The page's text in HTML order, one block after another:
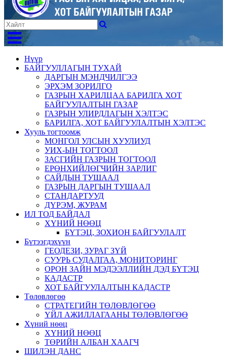
Нүүр
БАЙГУУЛЛАГЫН ТУХАЙ
ДАРГЫН МЭНДЧИЛГЭЭ
ЭРХЭМ ЗОРИЛГО
ГАЗРЫН ХАРИЛЦАА БАРИЛГА ХОТ
БАЙГУУЛАЛТЫН ГАЗАР
ГАЗРЫН УЛИРДЛАГЫН ХЭЛТЭС
БАРИЛГА, ХОТ БАЙГУУЛАЛТЫН ХЭЛТЭС
Хууль тогтоомж
МОНГОЛ УЛСЫН ХУУЛИУД
УИХ-ЫН ТОГТООЛ
ЗАСГИЙН ГАЗРЫН ТОГТООЛ
ЕРӨНХИЙЛӨГЧИЙН ЗАРЛИГ
САЙДЫН ТУШААЛ
ГАЗРЫН ДАРГЫН ТУШААЛ
СТАНДАРТУУД
ДҮРЭМ, ЖУРАМ
ИЛ ТОД БАЙДАЛ
ХҮНИЙ НӨӨЦ
БҮТЭЦ, ЗОХИОН БАЙГУУЛАЛТ
Бүтээгдэхүүн
ГЕОДЕЗИ, ЗУРАГ ЗҮЙ
СУУРЬ СУДАЛГАА, МОНИТОРИНГ
ОРОН ЗАЙН МЭДЭЭЛЛИЙН ДЭД БҮТЭЦ
КАДАСТР
ХОТ БАЙГУУЛАЛТЫН КАДАСТР
Төлөвлөгөө
СТРАТЕГИЙН ТӨЛӨВЛӨГӨӨ
ҮЙЛ АЖИЛЛАГААНЫ ТӨЛӨВЛӨГӨӨ
Хүний нөөц
ХҮНИЙ НӨӨЦ
ТӨРИЙН АЛБАН ХААГЧ
ШИЛЭН ДАНС